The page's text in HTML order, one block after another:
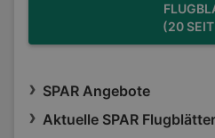
(20
SPAR Angebote
Aktuelle SPAR Flugblätter